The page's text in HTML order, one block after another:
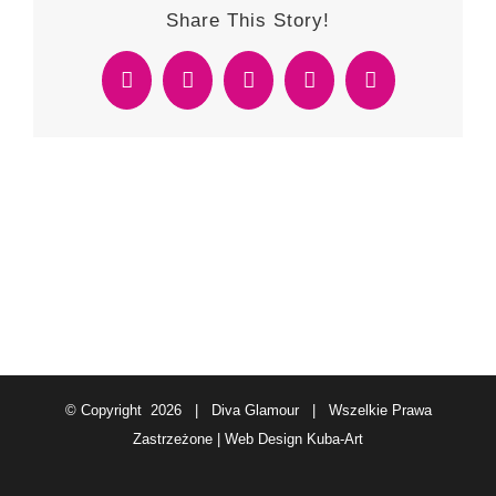
Share This Story!
FacebookTwitterReddit WhatsApp
Email
© Copyright 2026 | Diva Glamour | Wszelkie Prawa
Zastrzeżone | Web Design Kuba-Art